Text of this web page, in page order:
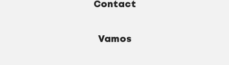
Contact
Vamos